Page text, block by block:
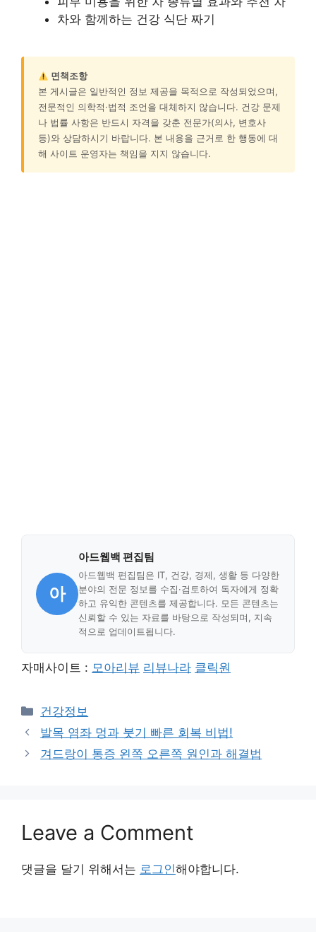
차와 함께하는 건강 식단 짜기
면책조항
본 게시글은 일반적인 정보 제공을 목적으로 작성되었으며,
전문적인 의학적·법적 조언을 대체하지 않습니다. 건강 문제
나 법률 사항은 반드시 자격을 갖춘 전문가(의사, 변호사
등)와 상담하시기 바랍니다. 본 내용을 근거로 한 행동에 대
해 사이트 운영자는 책임을 지지 않습니다.
아
아드웹백 편집팀
아드웹백 편집팀은 IT, 건강, 경제, 생활 등 다양한
분야의 전문 정보를 수집·검토하여 독자에게 정확
하고 유익한 콘텐츠를 제공합니다. 모든 콘텐츠는
신뢰할 수 있는 자료를 바탕으로 작성되며, 지속
적으로 업데이트됩니다.
자매사이트 : 모아리뷰 리뷰나라 클릭원
Categories
건강정보
발목 염좌 멍과 붓기 빠른 회복 비법!
겨드랑이 통증 왼쪽 오른쪽 원인과 해결법
Leave a Comment
댓글을 달기 위해서는 로그인해야합니다.